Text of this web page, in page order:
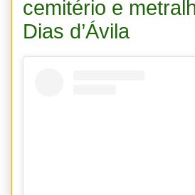
cemitério e
Dias d’Ávila